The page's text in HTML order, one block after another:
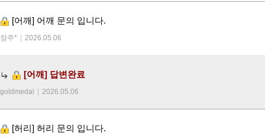
[어깨] 어깨 문의 입니다.
장주* 2026.05.06
[어깨] 답변완료
goldmedal 2026.05.06
[허리] 허리 문의 입니다.